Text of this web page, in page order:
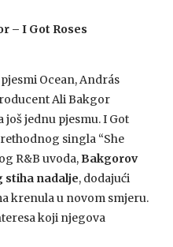
– I Got Roses
Ocean, András
Ali Bakgor
jednu pjesmu. I Got
singla “She
R&B uvoda, Bakgorov
stiha nadalje, dodajući
krenula u novom smjeru.
koji njegova